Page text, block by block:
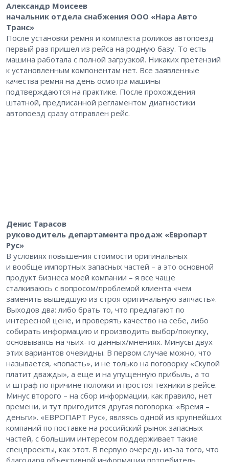
Александр Моисеев
начальник отдела снабжения ООО «Нара Авто
Транс»
После установки ремня и комплекта роликов автопоезд
первый раз пришел из рейса на родную базу. То есть
машина работала с полной загрузкой. Никаких претензий
к установленным компонентам нет. Все заявленные
качества ремня на день осмотра машины
подтверждаются на практике. После прохождения
штатной, предписанной регламентом диагностики
автопоезд сразу отправлен рейс.
Денис Тарасов
руководитель департамента продаж «Европарт
Рус»
В условиях повышения стоимости оригинальных
и вообще импортных запасных частей – а это основной
продукт бизнеса моей компании – я все чаще
сталкиваюсь с вопросом/проблемой клиента «чем
заменить вышедшую из строя оригинальную запчасть».
Выходов два: либо брать то, что предлагают по
интересной цене, и проверять качество на себе, либо
собирать информацию и производить выбор/покупку,
основываясь на чьих-то данных/мнениях. Минусы двух
этих вариантов очевидны. В первом случае можно, что
называется, «попасть», и не только на поговорку «Скупой
платит дважды», а еще и на упущенную прибыль, а то
и штраф по причине поломки и простоя техники в рейсе.
Минус второго – на сбор информации, как правило, нет
времени, и тут пригодится другая поговорка: «Время –
деньги». «ЕВРОПАРТ Рус», являясь одной из крупнейших
компаний по поставке на российский рынок запасных
частей, с большим интересом поддерживает такие
спецпроекты, как этот. В первую очередь из-за того, что